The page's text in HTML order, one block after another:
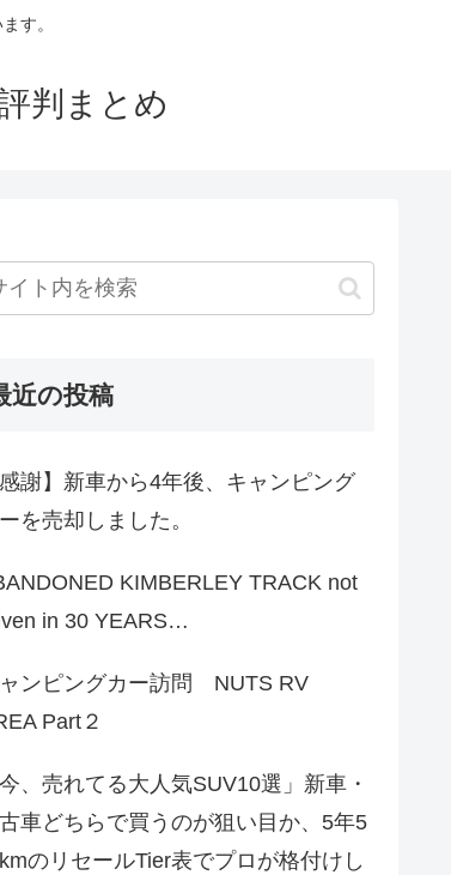
す。
判まとめ
近の投稿
感謝】新車から4年後、キャンピング
を売却しました。
KIMBERLEY TRACK not
in 30 YEARS…
ンピングカー訪問 NUTS RV
Part２
今、売れてる大人気SUV10選」新車・
車どちらで買うのが狙い目か、5年5
のリセールTier表でプロが格付けし